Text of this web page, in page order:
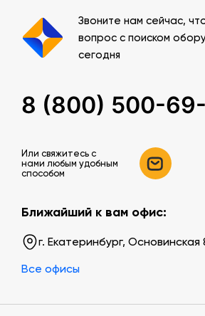
Звоните нам сейчас,
вопрос с поиском
сегодня
8 (800) 500-
Или свяжитесь c
нами любым удобным
способом
Ближайший к вам офис:
г. Екатеринбург, Основинская
Все офисы